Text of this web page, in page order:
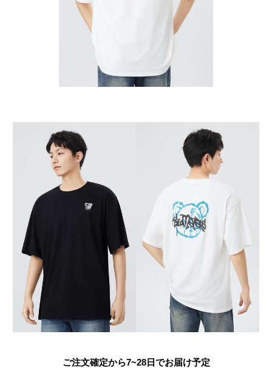
ご注文確定から7~28日でお届け予定